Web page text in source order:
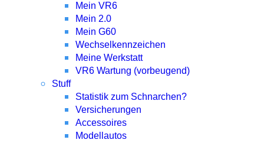
Mein VR6
Mein 2.0
Mein G60
Wechselkennzeichen
Meine Werkstatt
VR6 Wartung (vorbeugend)
Stuff
Statistik zum Schnarchen?
Versicherungen
Accessoires
Modellautos